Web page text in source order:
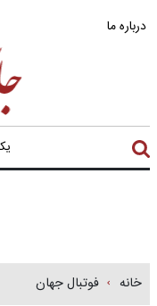
درباره ما
خانه فوتبال جهان